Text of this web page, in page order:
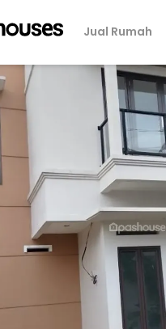
Jual Rumah